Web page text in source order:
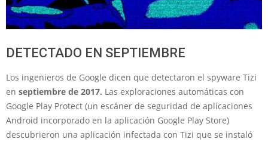
DETECTADO EN SEPTIEMBRE
Los ingenieros de Google dicen que detectaron el spyware Tizi
en septiembre de 2017. Las exploraciones automáticas con
Google Play Protect (un escáner de seguridad de aplicaciones
Android incorporado en la aplicación Google Play Store)
descubrieron una aplicación infectada con Tizi que se instaló